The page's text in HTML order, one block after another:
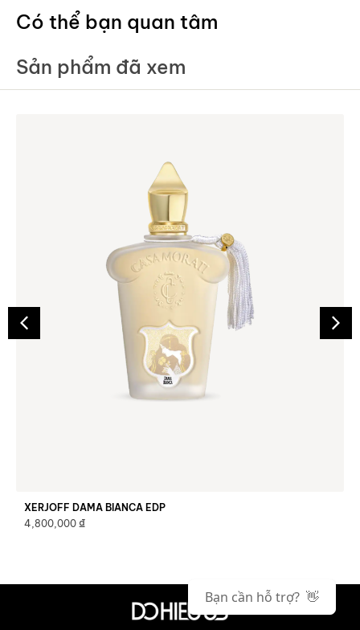
Có thể bạn quan tâm
Sản phẩm đã xem
XERJOFF DAMA BIANCA EDP
4,800,000 ₫
Bạn cần hỗ trợ? 👋